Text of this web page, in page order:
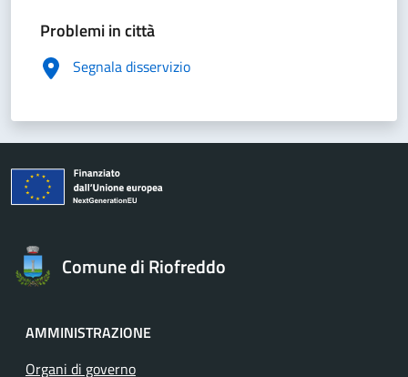
Problemi in città
Segnala disservizio
Comune di Riofreddo
AMMINISTRAZIONE
Organi di governo